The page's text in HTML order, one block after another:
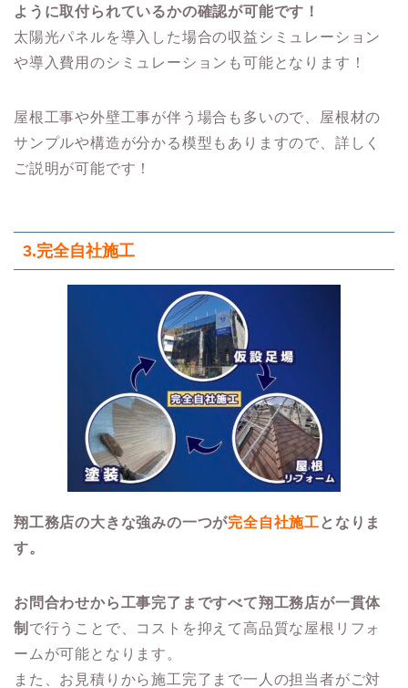
ように取付られているかの確認が可能です！
太陽光パネルを導入した場合の収益シミュレーション
や導入費用のシミュレーションも可能となります！
屋根工事や外壁工事が伴う場合も多いので、屋根材の
サンプルや構造が分かる模型もありますので、詳しく
ご説明が可能です！
3.完全自社施工
翔工務店の大きな強みの一つが完全自社施工となりま
す。
お問合わせから工事完了まですべて翔工務店が一貫体
制 で行うことで、コストを抑えて高品質な屋根リフォ
ームが可能となります。
また、お見積りから施工完了まで一人の担当者がご対